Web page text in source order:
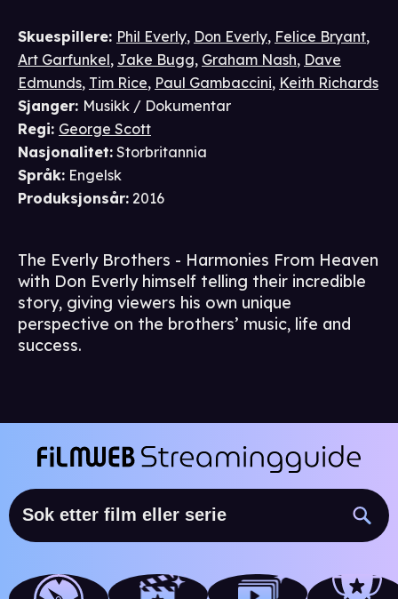
Skuespillere: Phil Everly, Don Everly, Felice Bryant,
Art Garfunkel, Jake Bugg, Graham Nash, Dave
Edmunds, Tim Rice, Paul Gambaccini, Keith Richards
Sjanger: Musikk / Dokumentar
Regi: George Scott
Nasjonalitet: Storbritannia
Språk: Engelsk
Produksjonsår: 2016
The Everly Brothers - Harmonies From Heaven
with Don Everly himself telling their incredible
story, giving viewers his own unique
perspective on the brothers’ music, life and
success.